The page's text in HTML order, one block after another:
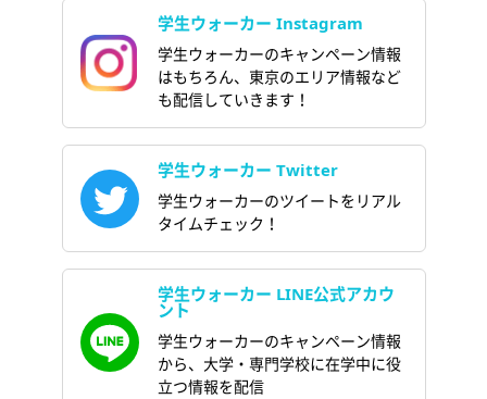
学生ウォーカー Instagram
学生ウォーカーのキャンペーン情報
はもちろん、東京のエリア情報など
も配信していきます！
学生ウォーカー Twitter
学生ウォーカーのツイートをリアル
タイムチェック！
学生ウォーカー LINE公式アカウ
ント
学生ウォーカーのキャンペーン情報
から、大学・専門学校に在学中に役
立つ情報を配信